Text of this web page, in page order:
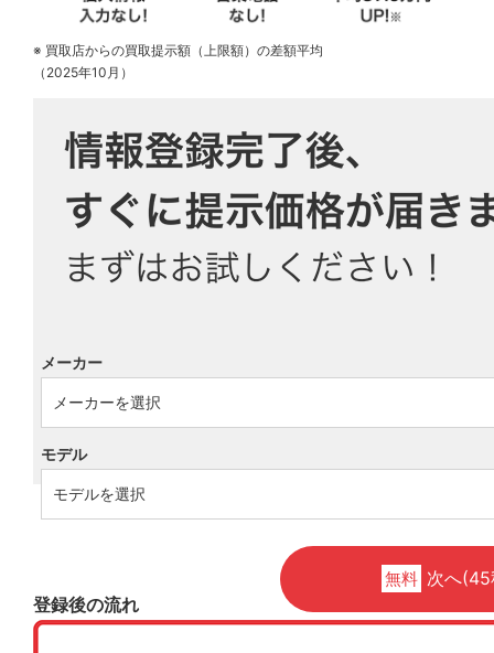
※ 買取店からの買取提示額（上限額）の差額平均
（2025年10月）
メーカー
モデル
無料 次へ
登録後の流れ